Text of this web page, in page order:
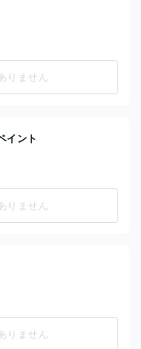
りません
イント
りません
りません